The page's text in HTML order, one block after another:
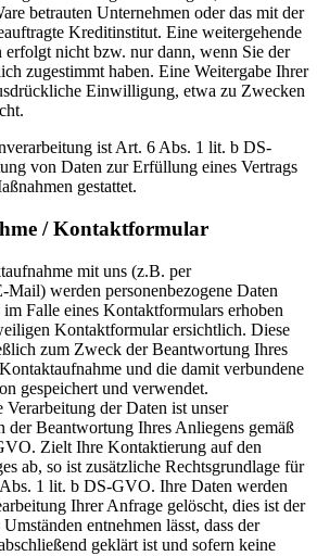
betrauten Unternehmen oder das mit der
Kreditinstitut. Eine weitergehende
nicht bzw. nur dann, wenn Sie der
zugestimmt haben. Eine Weitergabe Ihrer
Einwilligung, etwa zu Zwecken
ist Art. 6 Abs. 1 lit. b DS-
von Daten zur Erfüllung eines Vertrags
gestattet.
/ Kontaktformular
mit uns (z.B. per
werden personenbezogene Daten
Falle eines Kontaktformulars erhoben
Kontaktformular ersichtlich. Diese
zum Zweck der Beantwortung Ihres
und die damit verbundene
gespeichert und verwendet.
der Daten ist unser
der Beantwortung Ihres Anliegens gemäß
Zielt Ihre Kontaktierung auf den
ab, so ist zusätzliche Rechtsgrundlage für
1 lit. b DS-GVO. Ihre Daten werden
Ihrer Anfrage gelöscht, dies ist der
entnehmen lässt, dass der
geklärt ist und sofern keine